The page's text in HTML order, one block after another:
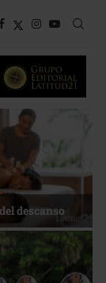
Impulsa la